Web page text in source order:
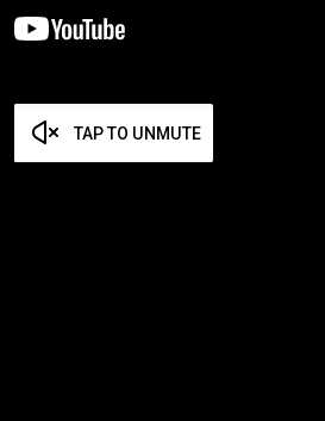
TAP TO UNMUTE